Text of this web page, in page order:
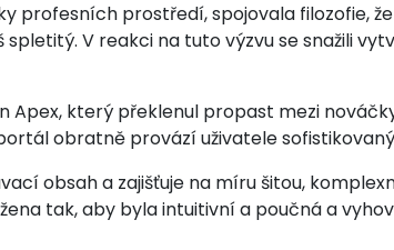
profesních prostředí, spojovala filozofie,
V reakci na tuto výzvu se snažili
Apex, který překlenul propast mezi
obratně provází uživatele
obsah a zajišťuje na míru šitou,
tak, aby byla intuitivní a poučná a